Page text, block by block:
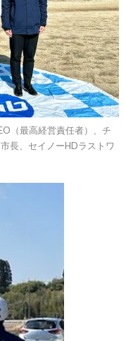
（最高経営責任者）、チ
長、セイノーHDラストワ